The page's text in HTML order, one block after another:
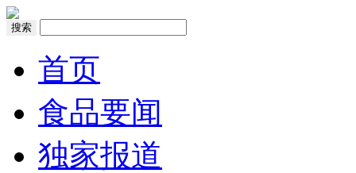
搜索
首页
食品要闻
独家报道